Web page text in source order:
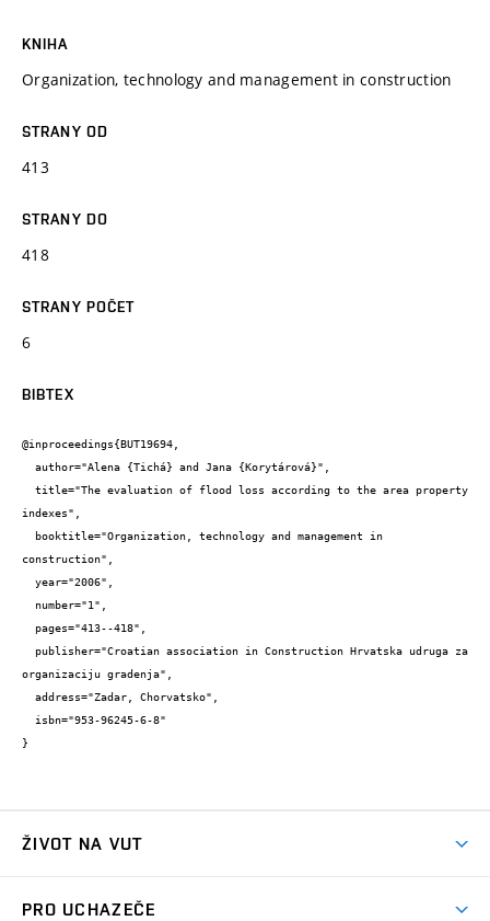
KNIHA
Organization, technology and management in construction
STRANY OD
413
STRANY DO
418
STRANY POČET
6
BIBTEX
@inproceedings{BUT19694,
indexes",
construction",
organizaciju gradenja",
}
ŽIVOT NA VUT
PRO UCHAZEČE